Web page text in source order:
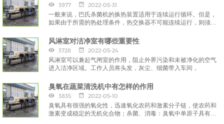
3977
2022-05-31
一般来说，巴氏杀菌机的换热装置适用于连续运行循环。但是，
如果由于所需的热处理条件，热交换器不可能连续运行，则须提
风淋室对洁净室有哪些重要性
3728
2022-05-24
风淋室可以兼起气闸室的作用，阻止外界污染和未被净化的空气
进入洁净区域。工作人员将头发，灰尘、细菌带入车间，
臭氧在蔬菜清洗机中有怎样的作用
3835
2022-05-10
臭氧具有很强的氧化性，迅速氧化农药和激素分子链，使农药和
激素变成稳定的无机化合物；杀菌、消毒：臭氧中单原子具有很